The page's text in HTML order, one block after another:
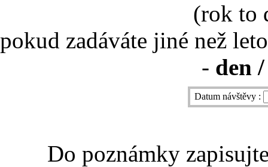
(rok to
pokud zadáváte jiné než
- den
Datum návštěvy :
Do poznámky